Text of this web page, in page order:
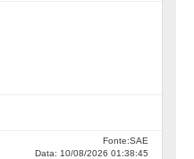
Fonte:SAE
Data: 10/08/2026 01:38:45